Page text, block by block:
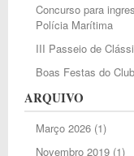
Concurso para
Polícia Marítima
III Passeio de
Boas Festas do
ARQUIVO
Março 2026(1)
Novembro 2019(1)